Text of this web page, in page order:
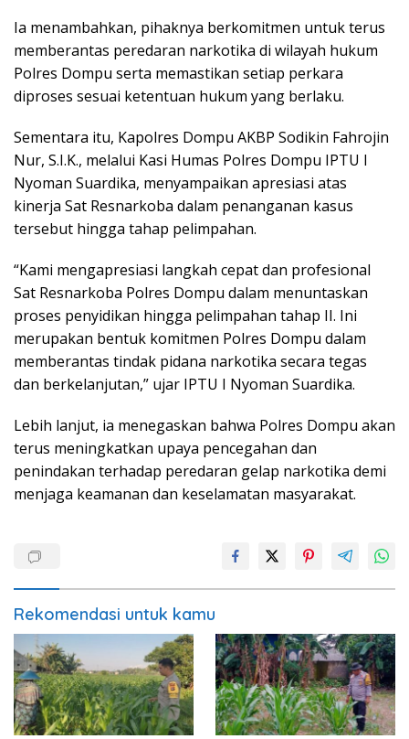
Ia menambahkan, pihaknya berkomitmen untuk terus
memberantas peredaran narkotika di wilayah hukum
Polres Dompu serta memastikan setiap perkara
diproses sesuai ketentuan hukum yang berlaku.
Sementara itu, Kapolres Dompu AKBP Sodikin Fahrojin
Nur, S.I.K., melalui Kasi Humas Polres Dompu IPTU I
Nyoman Suardika, menyampaikan apresiasi atas
kinerja Sat Resnarkoba dalam penanganan kasus
tersebut hingga tahap pelimpahan.
“Kami mengapresiasi langkah cepat dan profesional
Sat Resnarkoba Polres Dompu dalam menuntaskan
proses penyidikan hingga pelimpahan tahap II. Ini
merupakan bentuk komitmen Polres Dompu dalam
memberantas tindak pidana narkotika secara tegas
dan berkelanjutan,” ujar IPTU I Nyoman Suardika.
Lebih lanjut, ia menegaskan bahwa Polres Dompu akan
terus meningkatkan upaya pencegahan dan
penindakan terhadap peredaran gelap narkotika demi
menjaga keamanan dan keselamatan masyarakat.
Rekomendasi untuk kamu